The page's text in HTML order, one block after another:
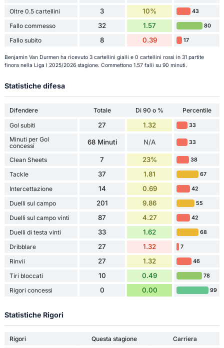
Oltre 0.5 cartellini 3 10% 43
Fallo commesso 32 1.57 80
Fallo subito 8 0.39 17
Benjamin Van Durmen ha ricevuto 3 cartellini gialli e 0 cartellini rossi in 31 partite
finora nella Liga I 2025/2026 stagione. Commettono 1.57 falli su 90 minuti.
Statistiche difesa
Difendere Totale Di 90 o %
Percentile
Gol subiti
27 1.32 33
Minuti per Gol
concessi
68 Minuti N/A 33
Clean Sheets 7 23% 38
Tackle 37 1.81 67
Intercettazione 14 0.69 42
Duelli sul campo 201 9.86 55
Duelli sul campo vinti 87 4.27 42
Duelli di testa vinti 33 1.62 68
Dribblare 27 1.32 7
Rinvii 27 1.32 46
Tiri bloccati 10 0.49 78
Rigori concessi 0 0.00 99
Statistiche Rigori
Rigori Questa stagione
Carriera